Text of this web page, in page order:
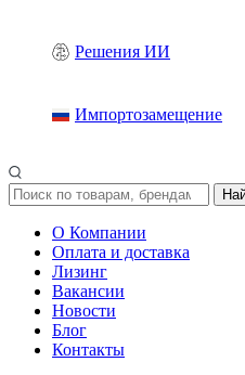
Решения ИИ
Импортозамещение
О Компании
Оплата и доставка
Лизинг
Вакансии
Новости
Блог
Контакты